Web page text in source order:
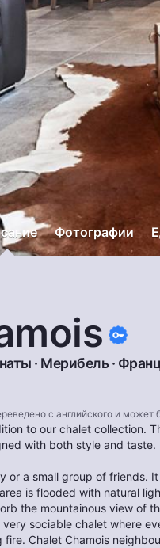
Фотографии
· Мерибель·
с английского и
to our chalet collection.
with both style and taste.
or a small group of friends.
is flooded with natural
the mountainous view of
sociable chalet where
Chalet Chamois